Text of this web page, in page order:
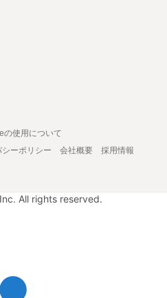
の使用について
シーポリシー 会社概要
採用情報
All rights reserved.